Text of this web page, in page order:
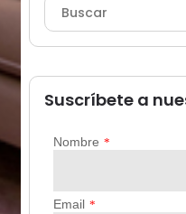
Suscríbete a